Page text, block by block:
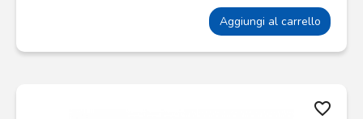
Aggiungi al carrello
favorite_border